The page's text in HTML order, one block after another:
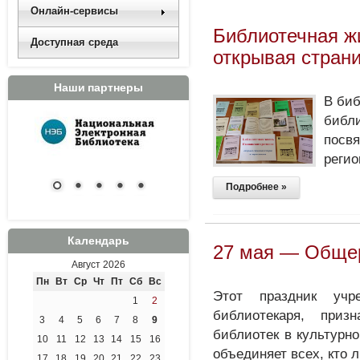
Онлайн-сервисы
Доступная среда
Наши партнеры
Календарь
Август 2026
Пн
Вт Ср Чт Пт Сб
Вс
1
2
3
4 5 6 7 8
9
10
11 12 13 14 15
16
Библиотечная
открывая
В
Подробнее »
27 мая —
Этот праздник
библиотекаря,
библиотек в
объединяет всех, кто